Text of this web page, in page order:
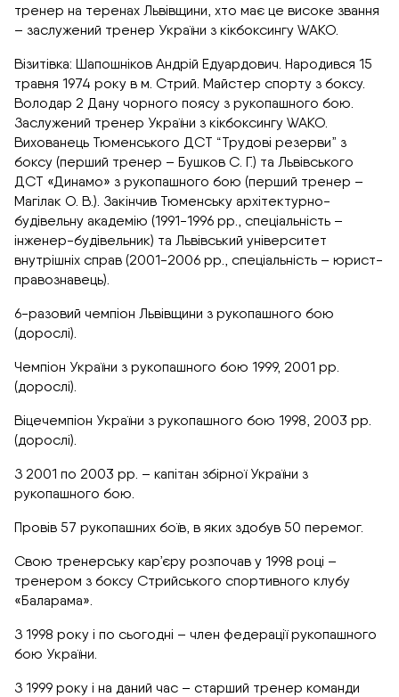
тренер на теренах Львівщини, хто має це високе звання
– заслужений тренер України з кікбоксингу WAKO.
Візитівка: Шапошніков Андрій Едуардович. Народився 15
травня 1974 року в м. Стрий. Майстер спорту з боксу.
Володар 2 Дану чорного поясу з рукопашного бою.
Заслужений тренер України з кікбоксингу WAKO.
Вихованець Тюменського ДСТ “Трудові резерви” з
боксу (перший тренер – Бушков С. Г.) та Львівського
ДСТ «Динамо» з рукопашного бою (перший тренер –
Магілак О. В.). Закінчив Тюменську архітектурно-
будівельну академію (1991-1996 рр., спеціальність –
інженер-будівельник) та Львівський університет
внутрішніх справ (2001-2006 рр., спеціальність – юрист-
правознавець).
6-разовий чемпіон Львівщини з рукопашного бою
(дорослі).
Чемпіон України з рукопашного бою 1999, 2001 рр.
(дорослі).
Віцечемпіон України з рукопашного бою 1998, 2003 рр.
(дорослі).
З 2001 по 2003 рр. – капітан збірної України з
рукопашного бою.
Провів 57 рукопашних боїв, в яких здобув 50 перемог.
Свою тренерську кар’єру розпочав у 1998 році –
тренером з боксу Стрийського спортивного клубу
«Баларама».
З 1998 року і по сьогодні – член федерації рукопашного
бою України.
З 1999 року і на даний час – старший тренер команди